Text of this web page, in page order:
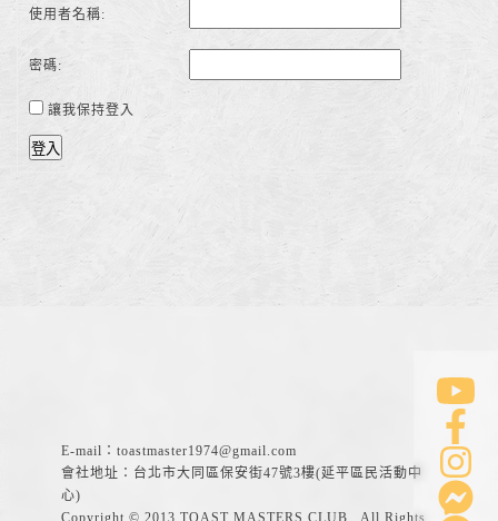
使用者名稱:
密碼:
讓我保持登入
登入
E-mail： toastmaster1974@gmail.com
會社地址：台北市大同區保安街47號3樓(延平區民活動中
心)
Copyright © 2013 TOAST MASTERS CLUB . All Rights